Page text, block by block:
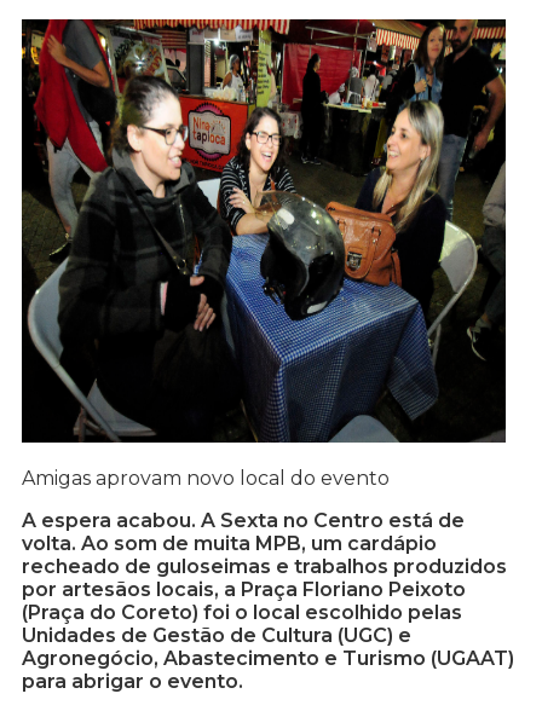
Amigas aprovam novo local do evento
A espera acabou. A Sexta no Centro está de
volta. Ao som de muita MPB, um cardápio
recheado de guloseimas e trabalhos produzidos
por artesãos locais, a Praça Floriano Peixoto
(Praça do Coreto) foi o local escolhido pelas
Unidades de Gestão de Cultura (UGC) e
Agronegócio, Abastecimento e Turismo (UGAAT)
para abrigar o evento.